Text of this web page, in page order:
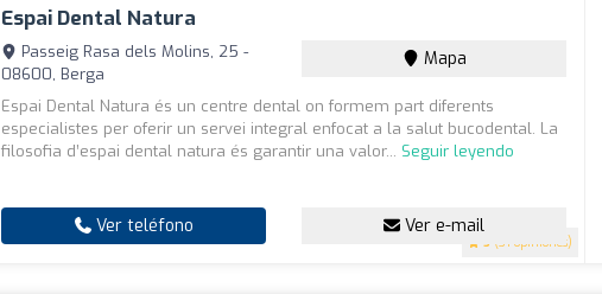
Espai Dental Natura
5 (31 opiniones)
Passeig Rasa dels Molins, 25 -
08600, Berga
Mapa
Espai Dental Natura és un centre dental on formem part diferents
especialistes per oferir un servei integral enfocat a la salut bucodental. La
filosofia d’espai dental natura és garantir una valor... Seguir leyendo
Ver teléfono Ver e-mail